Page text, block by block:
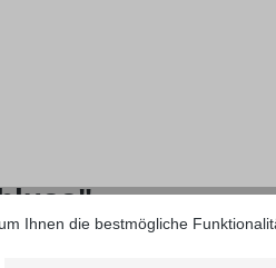
Ihnen die bestmögliche